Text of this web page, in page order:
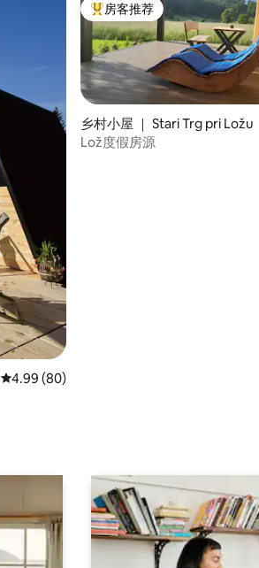
平均评分 4.99 分（满分 5 分），共 80 条评价
4.99 (80)
热门「房客推荐」
房客推荐
乡村小屋 ｜ Stari Trg pri Ložu
Lož度假房源